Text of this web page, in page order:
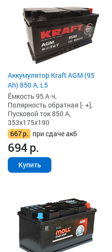
Аккумулятор Kraft AGM (95
Ah) 850 А, L5
Ёмкость 95 А·ч,
Полярность обратная [- +],
Пусковой ток 850 А,
353x175x190
667р. при сдаче акб
694р.
Купить